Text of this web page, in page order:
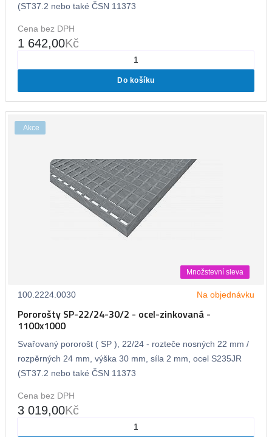
(ST37.2 nebo také ČSN 11373
Cena bez DPH
1 642,00Kč
Do košíku
Akce
Množstevní sleva
100.2224.0030 Na objednávku
Pororošty SP-22/24-30/2 - ocel-zinkovaná -
1100x1000
Svařovaný pororošt ( SP ), 22/24 - rozteče nosných 22 mm /
rozpěrných 24 mm, výška 30 mm, síla 2 mm, ocel S235JR
(ST37.2 nebo také ČSN 11373
Cena bez DPH
3 019,00Kč